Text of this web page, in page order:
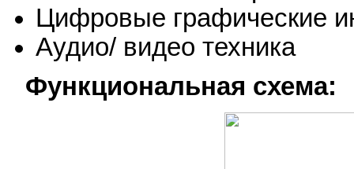
Цифровые графические
Аудио/ видео техника
Функциональная схема: